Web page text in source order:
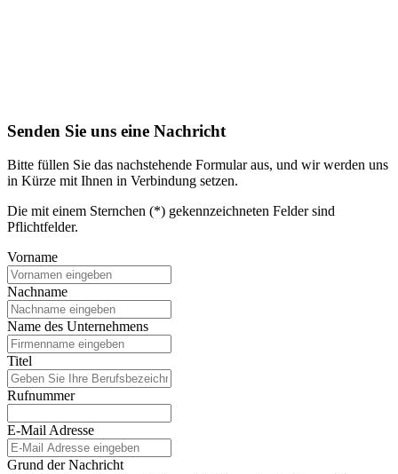
Senden Sie uns eine Nachricht
Bitte füllen Sie das nachstehende Formular aus, und wir werden uns
in Kürze mit Ihnen in Verbindung setzen.
Die mit einem Sternchen (*) gekennzeichneten Felder sind
Pflichtfelder.
Vorname
Nachname
Name des Unternehmens
Titel
Rufnummer
E-Mail Adresse
Grund der Nachricht